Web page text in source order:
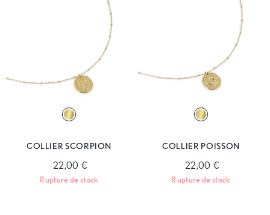
COLLIER SCORPION
22,00 €
Rupture de stock
COLLIER POISSON
22,00 €
Rupture de stock